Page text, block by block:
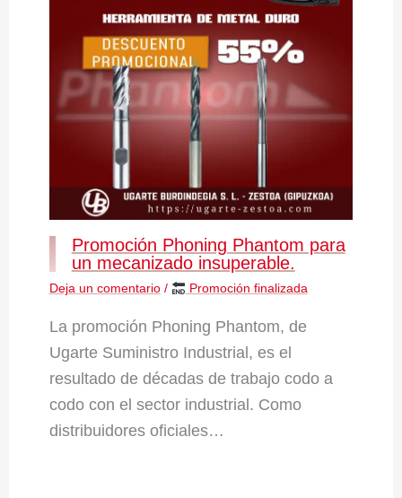
Promoción Phoning Phantom para
un mecanizado insuperable.
Deja un comentario / Promoción finalizada
La promoción Phoning Phantom, de
Ugarte Suministro Industrial, es el
resultado de décadas de trabajo codo a
codo con el sector industrial. Como
distribuidores oficiales…